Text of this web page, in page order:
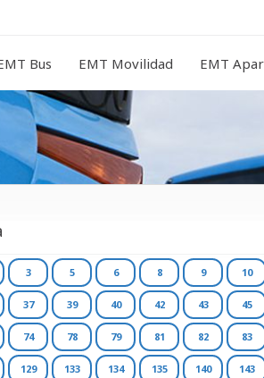
Bus EMT Movilidad EMT
3 5 6 8 9 10
37 39 40 42 43 45
74 78 79 81 82 83
129 133 134 135 140 143